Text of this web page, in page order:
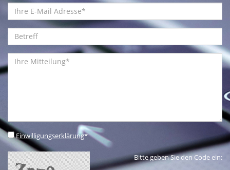
Einwilligungserklärung*
Bitte geben Sie den Code ein: